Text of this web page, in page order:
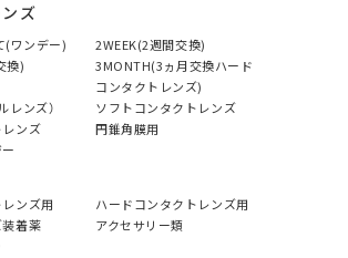
ズ
(ワンデー)
2WEEK(2週間交換)
換)
3MONTH(3ヵ月交換ハード
コンタクトレンズ)
レンズ）
ソフトコンタクトレンズ
ンズ
円錐角膜用
ンズ用
ハードコンタクトレンズ用
着薬
アクセサリー類